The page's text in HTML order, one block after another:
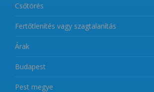
Csőtörés
Fertőtlenítés vagy szagtalanítás
Árak
Budapest
Pest megye